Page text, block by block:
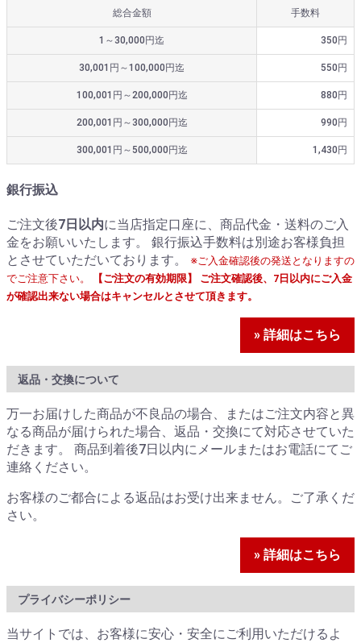
総合金額 手数料
1～30,000円迄 350円
30,001円～100,000円迄 550円
100,001円～200,000円迄 880円
200,001円～300,000円迄 990円
300,001円～500,000円迄 1,430円
銀行振込
ご注文後7日以内に当店指定口座に、商品代金・送料のご入
金をお願いいたします。 銀行振込手数料は別途お客様負担
とさせていただいております。
※ご入金確認後の発送となりますの
でご注意下さい。
【ご注文の有効期限】 ご注文確認後、7日以内にご入金
が確認出来ない場合はキャンセルとさせて頂きます。
» 詳細はこちら
返品・交換について
万一お届けした商品が不良品の場合、またはご注文内容と異
なる商品が届けられた場合、返品・交換にて対応させていた
だきます。 商品到着後7日以内にメールまたはお電話にてご
連絡ください。
お客様のご都合による返品はお受け出来ません。ご了承くだ
さい。
» 詳細はこちら
プライバシーポリシー
当サイトでは、お客様に安心・安全にご利用いただけるよ